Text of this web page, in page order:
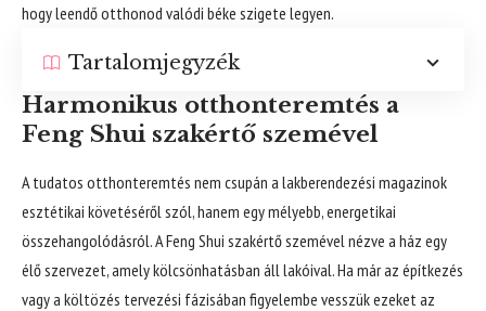
hogy leendő otthonod valódi béke szigete legyen.
Tartalomjegyzék
Harmonikus otthonteremtés a
Feng Shui szakértő szemével
A tudatos otthonteremtés nem csupán a lakberendezési magazinok
esztétikai követéséről szól, hanem egy mélyebb, energetikai
összehangolódásról. A Feng Shui szakértő szemével nézve a ház egy
élő szervezet, amely kölcsönhatásban áll lakóival. Ha már az építkezés
vagy a költözés tervezési fázisában figyelembe vesszük ezeket az